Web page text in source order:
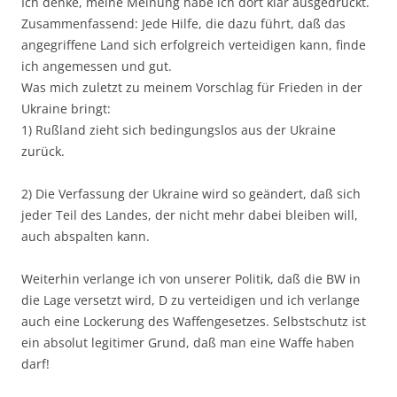
Zusammenfassend: Jede Hilfe, die dazu führt, daß das
angegriffene Land sich erfolgreich verteidigen kann, finde
ich angemessen und gut.
Was mich zuletzt zu meinem Vorschlag für Frieden in der
Ukraine bringt:
1) Rußland zieht sich bedingungslos aus der Ukraine
zurück.
2) Die Verfassung der Ukraine wird so geändert, daß sich
jeder Teil des Landes, der nicht mehr dabei bleiben will,
auch abspalten kann.
Weiterhin verlange ich von unserer Politik, daß die BW in
die Lage versetzt wird, D zu verteidigen und ich verlange
auch eine Lockerung des Waffengesetzes. Selbstschutz ist
ein absolut legitimer Grund, daß man eine Waffe haben
darf!